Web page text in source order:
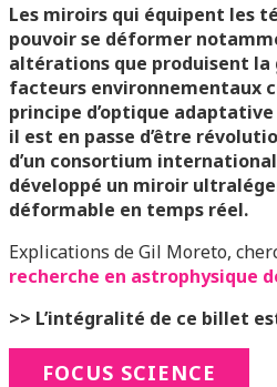
Les miroirs qui équipent les
pouvoir se déformer
altérations que produisent la
facteurs environnementaux
principe d’optique adaptative
il est en passe d’être
d’un consortium
développé un miroir
déformable en temps réel.
Explications de Gil Moreto,
recherche en astrophysique
>> L’intégralité de ce billet
FOCUS SCIENCE